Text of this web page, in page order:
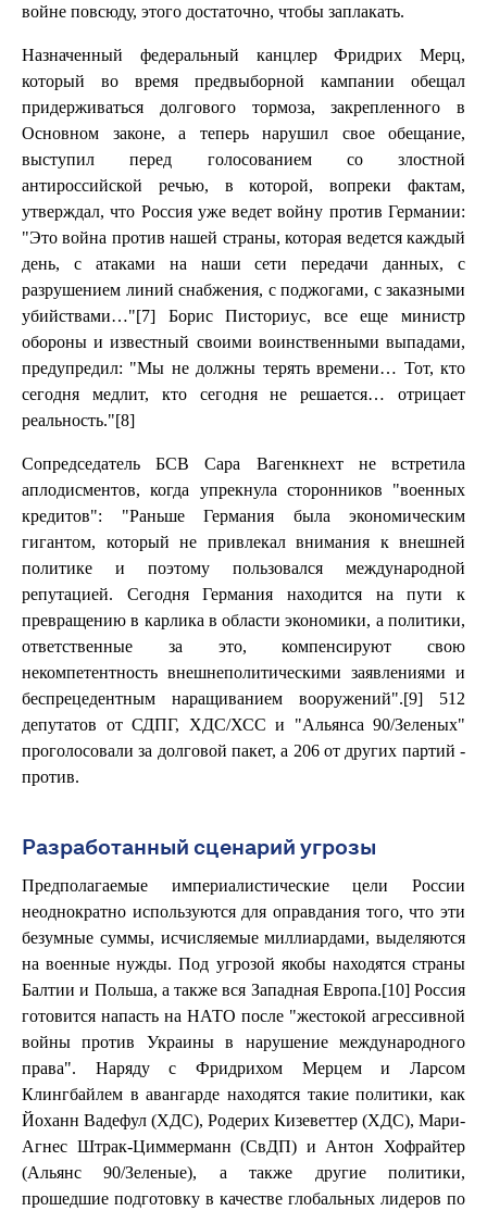
войне повсюду, этого достаточно, чтобы заплакать.
Назначенный федеральный канцлер Фридрих Мерц,
который во время предвыборной кампании обещал
придерживаться долгового тормоза, закрепленного в
Основном законе, а теперь нарушил свое обещание,
выступил перед голосованием со злостной
антироссийской речью, в которой, вопреки фактам,
утверждал, что Россия уже ведет войну против Германии:
"Это война против нашей страны, которая ведется каждый
день, с атаками на наши сети передачи данных, с
разрушением линий снабжения, с поджогами, с заказными
убийствами…"[7] Борис Писториус, все еще министр
обороны и известный своими воинственными выпадами,
предупредил: "Мы не должны терять времени… Тот, кто
сегодня медлит, кто сегодня не решается… отрицает
реальность."[8]
Сопредседатель БСВ Сара Вагенкнехт не встретила
аплодисментов, когда упрекнула сторонников "военных
кредитов": "Раньше Германия была экономическим
гигантом, который не привлекал внимания к внешней
политике и поэтому пользовался международной
репутацией. Сегодня Германия находится на пути к
превращению в карлика в области экономики, а политики,
ответственные за это, компенсируют свою
некомпетентность внешнеполитическими заявлениями и
беспрецедентным наращиванием вооружений".[9] 512
депутатов от СДПГ, ХДС/ХСС и "Альянса 90/Зеленых"
проголосовали за долговой пакет, а 206 от других партий -
против.
Разработанный сценарий угрозы
Предполагаемые империалистические цели России
неоднократно используются для оправдания того, что эти
безумные суммы, исчисляемые миллиардами, выделяются
на военные нужды. Под угрозой якобы находятся страны
Балтии и Польша, а также вся Западная Европа.[10] Россия
готовится напасть на НАТО после "жестокой агрессивной
войны против Украины в нарушение международного
права". Наряду с Фридрихом Мерцем и Ларсом
Клингбайлем в авангарде находятся такие политики, как
Йоханн Вадефул (ХДС), Родерих Кизеветтер (ХДС), Мари-
Агнес Штрак-Циммерманн (СвДП) и Антон Хофрайтер
(Альянс 90/Зеленые), а также другие политики,
прошедшие подготовку в качестве глобальных лидеров по